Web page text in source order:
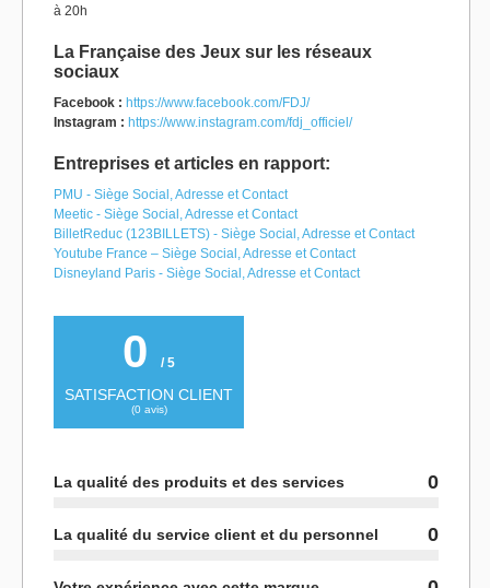
à 20h
La Française des Jeux sur les réseaux
sociaux
Facebook : https://www.facebook.com/FDJ/
Instagram : https://www.instagram.com/fdj_officiel/
Entreprises et articles en rapport:
PMU - Siège Social, Adresse et Contact
Meetic - Siège Social, Adresse et Contact
BilletReduc (123BILLETS) - Siège Social, Adresse et Contact
Youtube France – Siège Social, Adresse et Contact
Disneyland Paris - Siège Social, Adresse et Contact
0 / 5
SATISFACTION CLIENT
(0avis)
La qualité des produits et des services 0
La qualité du service client et du personnel 0